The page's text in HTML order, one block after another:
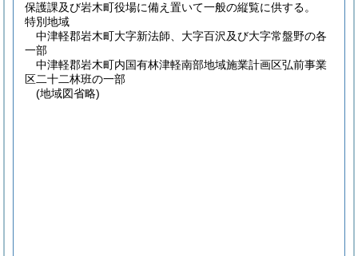
保護課及び岩木町役場に備え置いて一般の縦覧に供する。
特別地域
中津軽郡岩木町大字新法師、大字百沢及び大字常盤野の各
一部
中津軽郡岩木町内国有林津軽南部地域施業計画区弘前事業
区二十二林班の一部
(地域図省略)